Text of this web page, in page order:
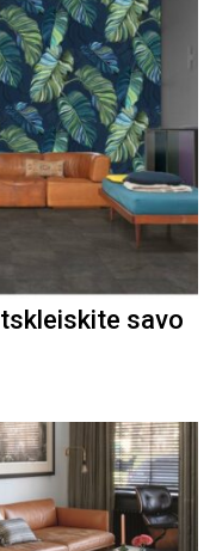
savo